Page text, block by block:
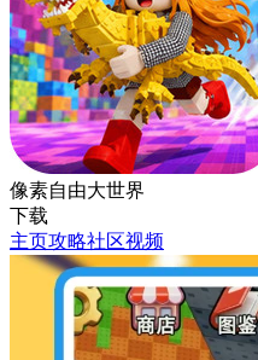
像素自由大世界
下载
主页攻略社区视频